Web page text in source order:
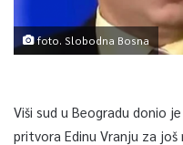
foto. Slobodna Bosna
Viši sud u Beogradu donio
pritvora Edinu Vranju za